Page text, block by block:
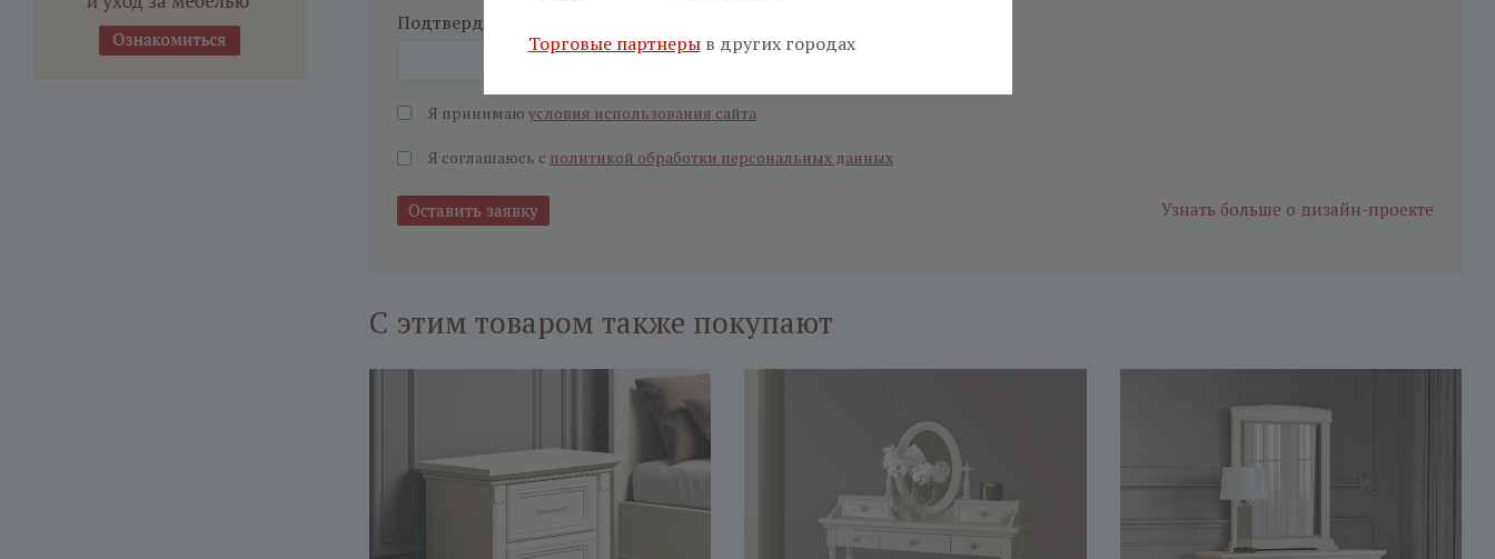
Подтвердите, что вы не робот
Я принимаю условия использования сайта
Я соглашаюсь с политикой обработки персональных данных
Узнать больше о дизайн-проекте
С этим товаром также покупают
Торговые партнерыв других городах